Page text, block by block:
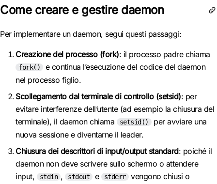
Come creare e gestire daemon
Per implementare un daemon, segui questi passaggi:
Creazione del processo (fork): il processo padre chiama
fork()
e continua l’esecuzione del codice del daemon
nel processo figlio.
Scollegamento dal terminale di controllo (setsid): per
evitare interferenze dell’utente (ad esempio la chiusura del
terminale), il daemon chiama
setsid()
per avviare una
nuova sessione e diventarne il leader.
Chiusura dei descrittori di input/output standard: poiché il
daemon non deve scrivere sullo schermo o attendere
input,
stdin , stdout e stderr vengono chiusi o